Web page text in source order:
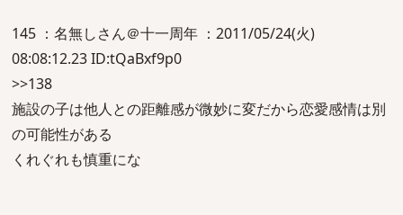
145 ：名無しさん＠十一周年 ：2011/05/24(火)
08:08:12.23 ID:tQaBxf9p0
>>138
施設の子は他人との距離感が微妙に変だから恋愛感情は別
の可能性がある
くれぐれも慎重にな